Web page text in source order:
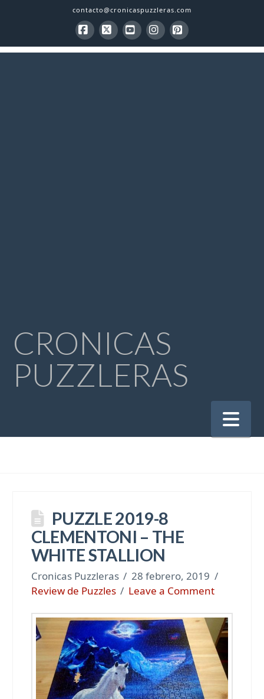
contacto@cronicaspuzzleras.com
Facebook
X YouTubeInstagram
Pinterest
CRONICAS
PUZZLERAS
PUZZLE 2019-8
CLEMENTONI – THE
WHITE STALLION
Cronicas Puzzleras
28 febrero, 2019
Review de Puzzles
Leave a Comment